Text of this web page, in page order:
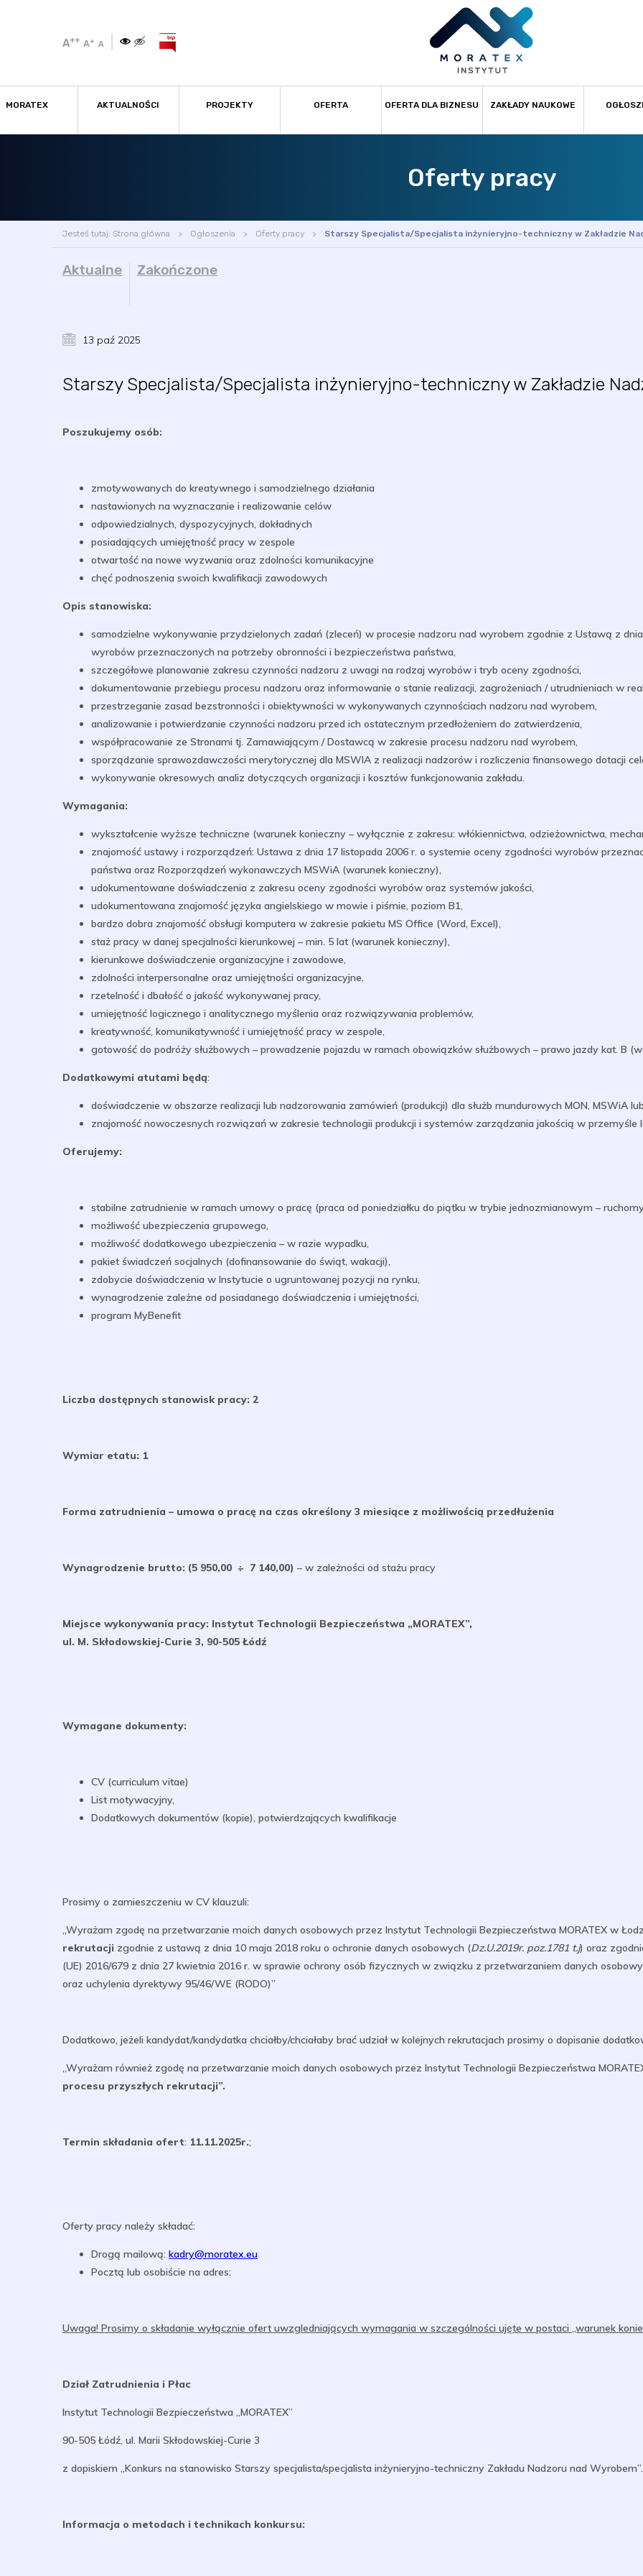
A++ A+ A
MORATEX AKTUALNOŚCI PROJEKTY OFERTA OFERTA DLA BIZNESU ZAKŁADY NAUKOWE
Oferty pracy
Jesteś tutaj: Strona główna Ogłoszenia Oferty pracy Starszy Specjalista/Specjalista inżynieryjno-techniczny w Zakładzie
Aktualne Zakończone
13 paź 2025
Starszy Specjalista/Specjalista inżynieryjno-techniczny w Zakładzie
Poszukujemy osób:
zmotywowanych do kreatywnego i samodzielnego działania
nastawionych na wyznaczanie i realizowanie celów
odpowiedzialnych, dyspozycyjnych, dokładnych
posiadających umiejętność pracy w zespole
otwartość na nowe wyzwania oraz zdolności komunikacyjne
chęć podnoszenia swoich kwalifikacji zawodowych
Opis stanowiska:
samodzielne wykonywanie przydzielonych zadań (zleceń) w procesie nadzoru nad wyrobem zgodnie z Ustawą z
wyrobów przeznaczonych na potrzeby obronności i bezpieczeństwa państwa,
szczegółowe planowanie zakresu czynności nadzoru z uwagi na rodzaj wyrobów i tryb oceny zgodności,
dokumentowanie przebiegu procesu nadzoru oraz informowanie o stanie realizacji, zagrożeniach / utrudnieniach w
przestrzeganie zasad bezstronności i obiektywności w wykonywanych czynnościach nadzoru nad wyrobem,
analizowanie i potwierdzanie czynności nadzoru przed ich ostatecznym przedłożeniem do zatwierdzenia,
współpracowanie ze Stronami tj. Zamawiającym / Dostawcą w zakresie procesu nadzoru nad wyrobem,
sporządzanie sprawozdawczości merytorycznej dla MSWIA z realizacji nadzorów i rozliczenia finansowego dotacji
wykonywanie okresowych analiz dotyczących organizacji i kosztów funkcjonowania zakładu.
Wymagania:
wykształcenie wyższe techniczne (warunek konieczny – wyłącznie z zakresu: włókiennictwa, odzieżownictwa,
znajomość ustawy i rozporządzeń: Ustawa z dnia 17 listopada 2006 r. o systemie oceny zgodności wyrobów
państwa oraz Rozporządzeń wykonawczych MSWiA (warunek konieczny),
udokumentowane doświadczenia z zakresu oceny zgodności wyrobów oraz systemów jakości,
udokumentowana znajomość języka angielskiego w mowie i piśmie, poziom B1,
bardzo dobra znajomość obsługi komputera w zakresie pakietu MS Office (Word, Excel),
staż pracy w danej specjalności kierunkowej – min. 5 lat (warunek konieczny),
kierunkowe doświadczenie organizacyjne i zawodowe,
zdolności interpersonalne oraz umiejętności organizacyjne,
rzetelność i dbałość o jakość wykonywanej pracy,
umiejętność logicznego i analitycznego myślenia oraz rozwiązywania problemów,
kreatywność, komunikatywność i umiejętność pracy w zespole,
gotowość do podróży służbowych – prowadzenie pojazdu w ramach obowiązków służbowych – prawo jazdy kat. B
Dodatkowymi atutami będą:
doświadczenie w obszarze realizacji lub nadzorowania zamówień (produkcji) dla służb mundurowych MON, MSWiA
znajomość nowoczesnych rozwiązań w zakresie technologii produkcji i systemów zarządzania jakością w przemyśle
Oferujemy:
stabilne zatrudnienie w ramach umowy o pracę (praca od poniedziałku do piątku w trybie jednozmianowym –
możliwość ubezpieczenia grupowego,
możliwość dodatkowego ubezpieczenia – w razie wypadku,
pakiet świadczeń socjalnych (dofinansowanie do świąt, wakacji),
zdobycie doświadczenia w Instytucie o ugruntowanej pozycji na rynku,
wynagrodzenie zależne od posiadanego doświadczenia i umiejętności,
program MyBenefit
Liczba dostępnych stanowisk pracy: 2
Wymiar etatu: 1
Forma zatrudnienia – umowa o pracę na czas określony 3 miesiące z możliwością przedłużenia
Wynagrodzenie brutto: (5 950,00 ÷ 7 140,00) – w zależności od stażu pracy
Miejsce wykonywania pracy: Instytut Technologii Bezpieczeństwa „MORATEX”,
ul. M. Skłodowskiej-Curie 3, 90-505 Łódź
Wymagane dokumenty:
CV (curriculum vitae)
List motywacyjny,
Dodatkowych dokumentów (kopie), potwierdzających kwalifikacje
Prosimy o zamieszczeniu w CV klauzuli:
„Wyrażam zgodę na przetwarzanie moich danych osobowych przez Instytut Technologii Bezpieczeństwa MORATEX w
rekrutacji zgodnie z ustawą z dnia 10 maja 2018 roku o ochronie danych osobowych (Dz.U.2019r. poz.1781 t.j) oraz
(UE) 2016/679 z dnia 27 kwietnia 2016 r. w sprawie ochrony osób fizycznych w związku z przetwarzaniem danych
oraz uchylenia dyrektywy 95/46/WE (RODO)”
Dodatkowo, jeżeli kandydat/kandydatka chciałby/chciałaby brać udział w kolejnych rekrutacjach prosimy o dopisanie
„Wyrażam również zgodę na przetwarzanie moich danych osobowych przez Instytut Technologii Bezpieczeństwa
procesu przyszłych rekrutacji”.
Termin składania ofert: 11.11.2025r.;
Oferty pracy należy składać:
Drogą mailową: kadry@moratex.eu
Pocztą lub osobiście na adres:
Uwaga! Prosimy o składanie wyłącznie ofert uwzgledniających wymagania w szczególności ujęte w postaci „warunek
Dział Zatrudnienia i Płac
Instytut Technologii Bezpieczeństwa „MORATEX”
90-505 Łódź, ul. Marii Skłodowskiej-Curie 3
z dopiskiem „Konkurs na stanowisko Starszy specjalista/specjalista inżynieryjno-techniczny Zakładu Nadzoru nad Wyrobem”.
Informacja o metodach i technikach konkursu: